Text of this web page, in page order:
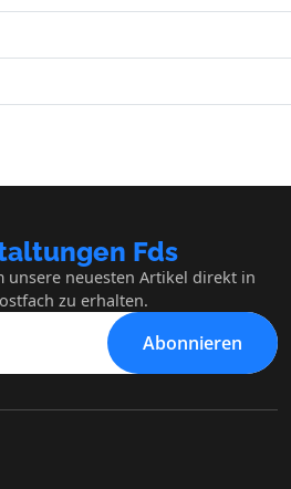
Fds
unsere neuesten Artikel direkt in
zu erhalten.
Abonnieren